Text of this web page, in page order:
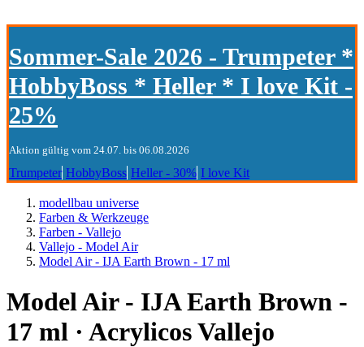
Sommer-Sale 2026 - Trumpeter *
HobbyBoss * Heller * I love Kit -
25%
Aktion gültig vom 24.07. bis 06.08.2026
Trumpeter HobbyBoss Heller - 30% I love Kit
modellbau universe
Farben & Werkzeuge
Farben - Vallejo
Vallejo - Model Air
Model Air - IJA Earth Brown - 17 ml
Model Air - IJA Earth Brown -
17 ml · Acrylicos Vallejo